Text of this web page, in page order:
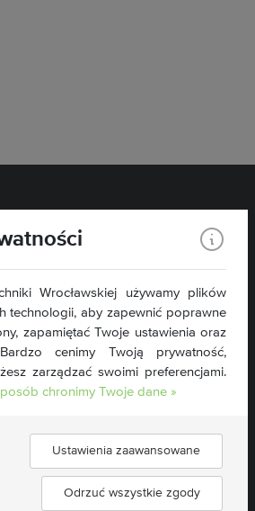
Wrocławskiej używamy plików
technologii, aby zapewnić poprawne
zapamiętać Twoje ustawienia oraz
cenimy Twoją prywatność,
zarządzać swoimi preferencjami.
chronimy Twoje dane »
Ustawienia zaawansowane
Odrzuć wszystkie zgody